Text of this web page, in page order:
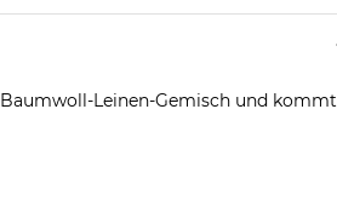
Leinen-Gemisch und kommt